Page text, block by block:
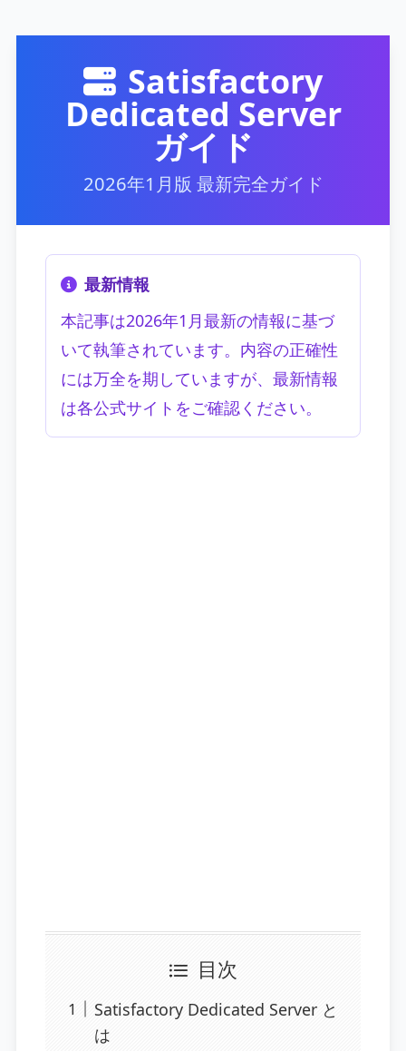
Satisfactory
Dedicated Server
ガイド
2026年1月版 最新完全ガイド
最新情報
本記事は2026年1月最新の情報に基づ
いて執筆されています。内容の正確性
には万全を期していますが、最新情報
は各公式サイトをご確認ください。
目次
Satisfactory Dedicated Server と
は